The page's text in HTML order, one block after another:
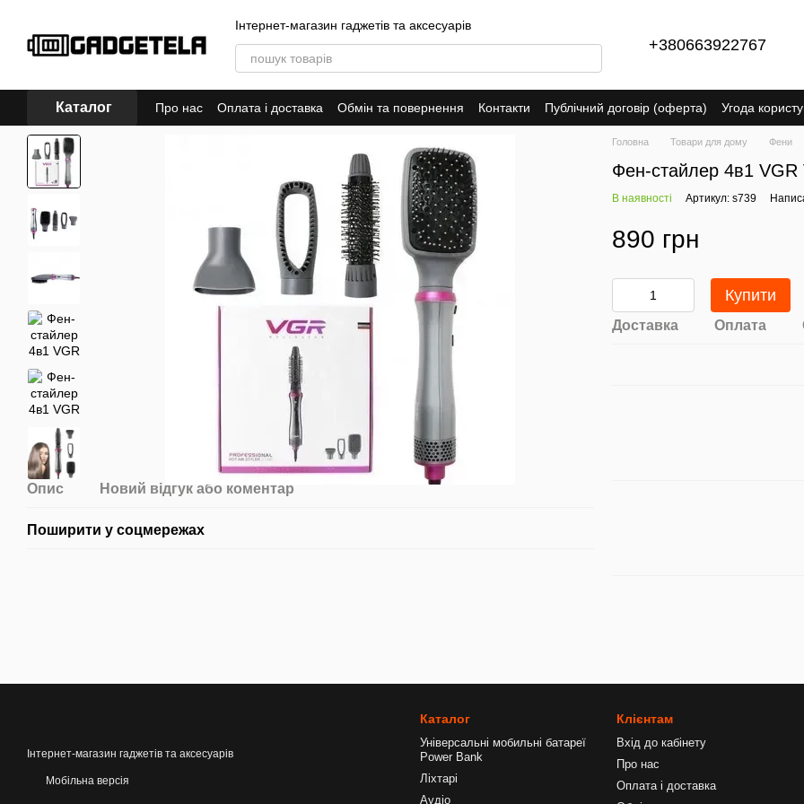
Інтернет-магазин гаджетів та аксесуарів
+380663922767
Каталог Про нас Оплата і доставка Обмін та повернення Контакти Публічний договір (оферта) Угода
Опис Новий відгук або коментар
Поширити у соцмережах
Головна Товари для дому Фени
Фен-стайлер 4в1 VGR
В наявності Артикул: s739
890 грн
Купити
Доставка Оплата
Інтернет-магазин гаджетів та аксесуарів
Мобільна версія
Каталог
Універсальні мобильні батареї
Power Bank
Ліхтарі
Аудіо
Клієнтам
Вхід до кабінету
Про нас
Оплата і доставка